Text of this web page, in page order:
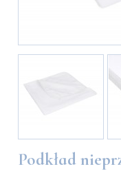
Podkład